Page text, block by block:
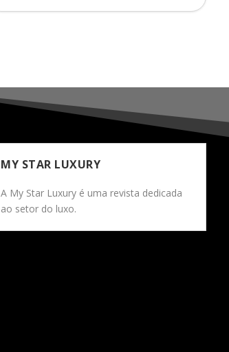
MY STAR LUXURY
A My Star Luxury é uma revista dedicada
ao setor do luxo.